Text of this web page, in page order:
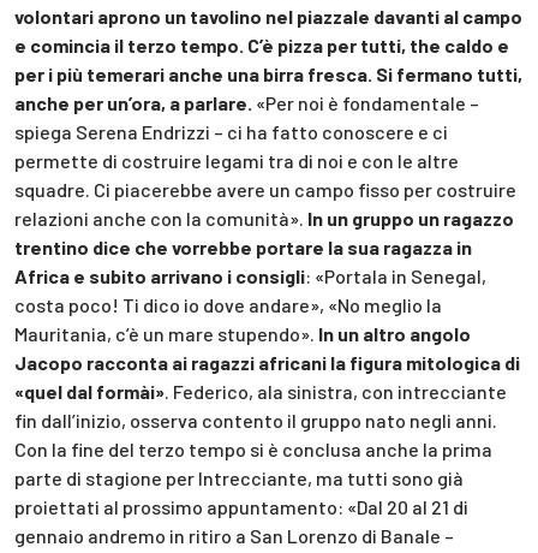
volontari aprono un tavolino nel piazzale davanti al campo
e comincia il terzo tempo. C’è pizza per tutti, the caldo e
per i più temerari anche una birra fresca. Si fermano tutti,
anche per un’ora, a parlare. «Per noi è fondamentale –
spiega Serena Endrizzi – ci ha fatto conoscere e ci
permette di costruire legami tra di noi e con le altre
squadre. Ci piacerebbe avere un campo fisso per costruire
relazioni anche con la comunità». In un gruppo un ragazzo
trentino dice che vorrebbe portare la sua ragazza in
Africa e subito arrivano i consigli: «Portala in Senegal,
costa poco! Ti dico io dove andare», «No meglio la
Mauritania, c’è un mare stupendo». In un altro angolo
Jacopo racconta ai ragazzi africani la figura mitologica di
«quel dal formài» . Federico, ala sinistra, con intrecciante
fin dall’inizio, osserva contento il gruppo nato negli anni.
Con la fine del terzo tempo si è conclusa anche la prima
parte di stagione per Intrecciante, ma tutti sono già
proiettati al prossimo appuntamento: «Dal 20 al 21 di
gennaio andremo in ritiro a San Lorenzo di Banale –